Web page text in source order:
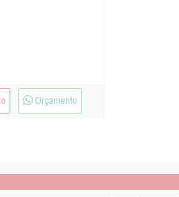
Orçamento